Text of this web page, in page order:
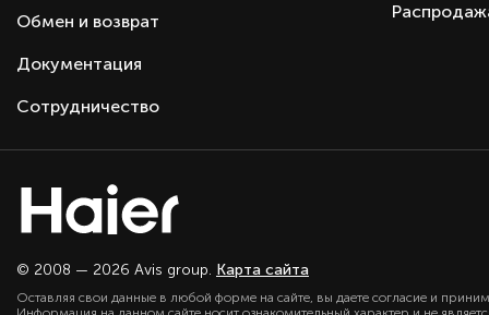
Производитель
Страна производства
Обмен и возврат
Документация
Сотрудничество
© 2008 — 2026 Avis group. Карта сайта
Оставляя свои данные в любой форме на сайте, вы даете согласие и